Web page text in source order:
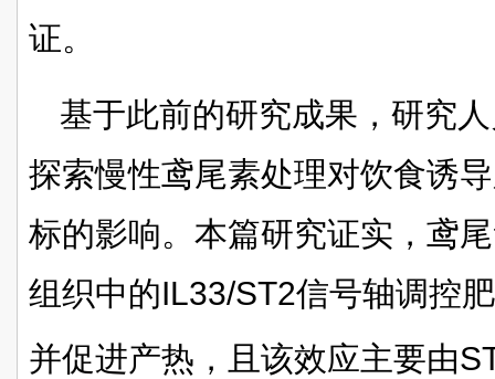
证。
基于此前的研究成果，研究
探索慢性鸢尾素处理对饮食诱
标的影响。本篇研究证实，鸢
组织中的IL33/ST2信号轴调控
并促进产热，且该效应主要由